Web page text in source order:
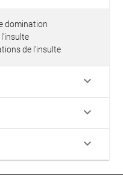
domination
de l’insulte
keyboard_arrow_down
keyboard_arrow_down
keyboard_arrow_down